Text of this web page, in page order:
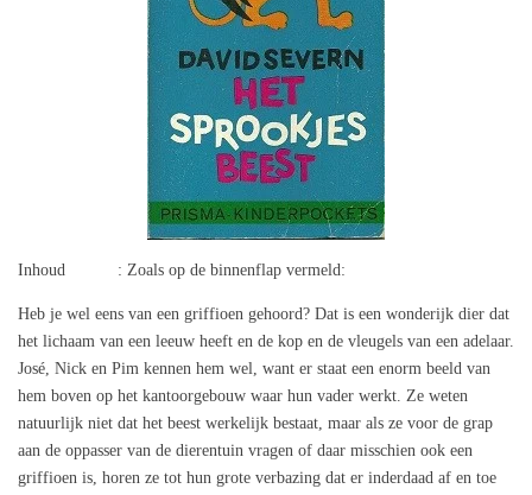
Inhoud : Zoals op de binnenflap vermeld:
Heb je wel eens van een griffioen gehoord? Dat is een wonderijk dier dat
het lichaam van een leeuw heeft en de kop en de vleugels van een adelaar.
José, Nick en Pim kennen hem wel, want er staat een enorm beeld van
hem boven op het kantoorgebouw waar hun vader werkt. Ze weten
natuurlijk niet dat het beest werkelijk bestaat, maar als ze voor de grap
aan de oppasser van de dierentuin vragen of daar misschien ook een
griffioen is, horen ze tot hun grote verbazing dat er inderdaad af en toe